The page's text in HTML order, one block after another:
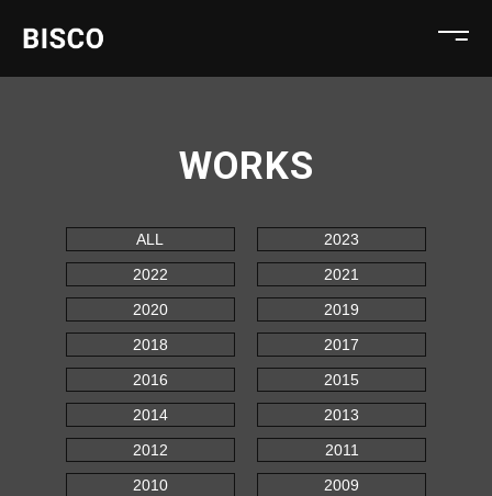
WORKS
ALL
2023
2022
2021
2020
2019
2018
2017
2016
2015
2014
2013
2012
2011
2010
2009